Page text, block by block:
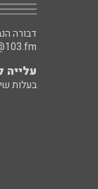
דבורה הנביאה 6,
עלייה
בעלות